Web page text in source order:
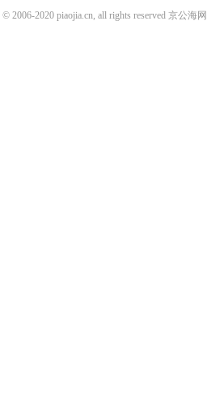
© 2006-2020 piaojia.cn, all rights reserved 京公海